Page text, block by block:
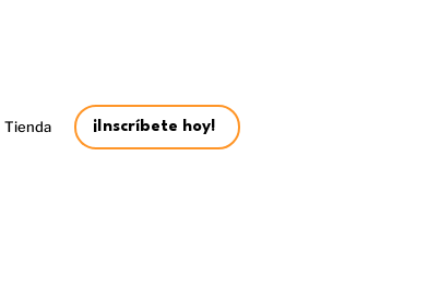
Tienda ¡Inscríbete hoy!